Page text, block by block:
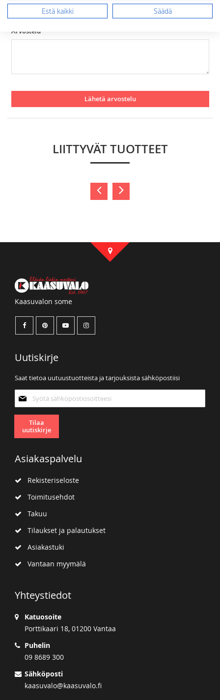
Arvostelu
Lähetä arvostelu
LIITTYVÄT TUOTTEET
Kaasuvalon some
Uutiskirje
Saat tietoa uutuustuotteista ja tarjouksista sähköpostiisi
uutiskirjeemme:
Tilaa
uutiskirje
Asiakaspalvelu
Rekisteriseloste
Toimitusehdot
Takuu
Tilaukset ja palautukset
Asiakastuki
Vantaan myymälä
Yhteystiedot
Katuosoite
Porttikaari 18, 01200 Vantaa
Puhelin
09 8689 300
Sähköposti
kaasuvalo@kaasuvalo.fi
Estä kaikki Säädä